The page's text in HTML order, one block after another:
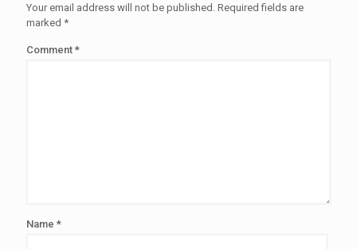
Your email address will not be published. Required fields are
marked *
Comment *
Name *